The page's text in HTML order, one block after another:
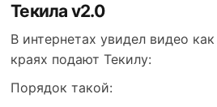
Текила v2.0
В интернетах увидел видео
краях подают Текилу:
Порядок такой: